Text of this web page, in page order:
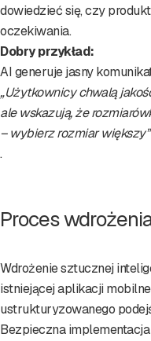
dowiedzieć się, czy produkt
oczekiwania.
Dobry przykład:
AI generuje jasny
„Użytkownicy chwalą
ale wskazują, że
– wybierz rozmiar większy”
.
Proces
Wdrożenie sztucznej
istniejącej aplikacji
ustrukturyzowanego
Bezpieczna